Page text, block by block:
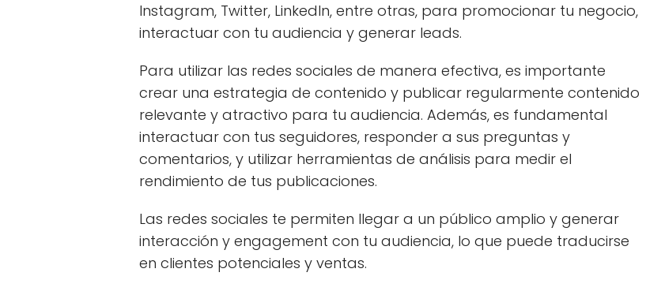
Instagram, Twitter, LinkedIn, entre otras, para promocionar tu negocio,
interactuar con tu audiencia y generar leads.
Para utilizar las redes sociales de manera efectiva, es importante
crear una estrategia de contenido y publicar regularmente contenido
relevante y atractivo para tu audiencia. Además, es fundamental
interactuar con tus seguidores, responder a sus preguntas y
comentarios, y utilizar herramientas de análisis para medir el
rendimiento de tus publicaciones.
Las redes sociales te permiten llegar a un público amplio y generar
interacción y engagement con tu audiencia, lo que puede traducirse
en clientes potenciales y ventas.